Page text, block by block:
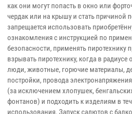
как они могут попасть в окно или
чердак или на крышу и стать причиной
запрещается использовать
ознакомления с инструкцией по
безопасности, применять пиротехнику
взрывать пиротехнику, когда в
люди, животные, горючие материалы,
постройки, провода
(за исключением хлопушек,
фонтанов) и подходить к изделиям в
использования. Запуск салютов с